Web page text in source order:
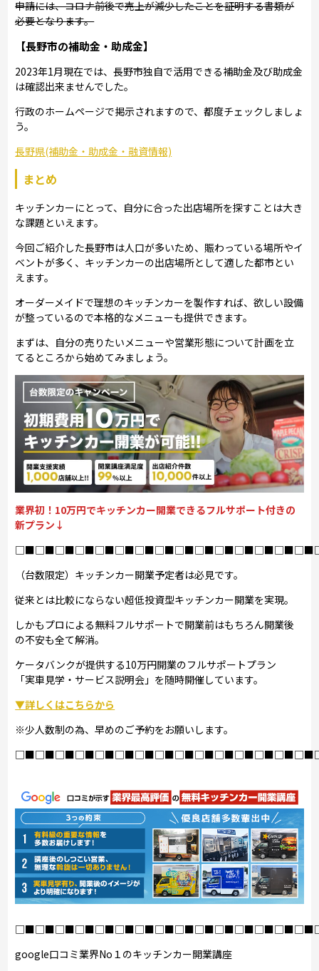
申請には、コロナ前後で売上が減少したことを証明する書類が
必要となります。
【長野市の補助金・助成金】
2023年1月現在では、長野市独自で活用できる補助金及び助成金
は確認出来ませんでした。
行政のホームページで掲示されますので、都度チェックしましょ
う。
長野県(補助金・助成金・融資情報)
まとめ
キッチンカーにとって、自分に合った出店場所を探すことは大き
な課題といえます。
今回ご紹介した長野市は人口が多いため、賑わっている場所やイ
ベントが多く、キッチンカーの出店場所として適した都市とい
えます。
オーダーメイドで理想のキッチンカーを製作すれば、欲しい設備
が整っているので本格的なメニューも提供できます。
まずは、自分の売りたいメニューや営業形態について計画を立
てるところから始めてみましょう。
業界初！10万円でキッチンカー開業できるフルサポート付きの
新プラン↓
（台数限定）キッチンカー開業予定者は必見です。
従来とは比較にならない超低投資型キッチンカー開業を実現。
しかもプロによる無料フルサポートで開業前はもちろん開業後
の不安も全て解消。
ケータバンクが提供する10万円開業のフルサポートプラン
「実車見学・サービス説明会」を随時開催しています。
▼詳しくはこちらから
※少人数制の為、早めのご予約をお願いします。
google口コミ業界No１のキッチンカー開業講座